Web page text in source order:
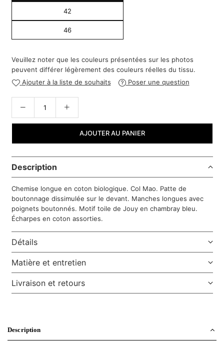
42
46
Veuillez noter que les couleurs présentées sur les photos
peuvent différer légèrement des couleurs réelles du tissu.
Ajouter à la liste de souhaits
Poser une question
AJOUTER AU PANIER
Description
Chemise longue en coton biologique. Col Mao. Patte de
boutonnage dissimulée sur le devant. Manches longues avec
poignets boutonnés. Motif toile de Jouy en chambray bleu.
Écharpes en coton assorties.
Détails
Matière et entretien
Livraison et retours
Description